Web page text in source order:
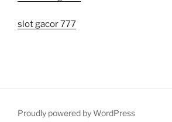
slot gacor 777
Proudly powered by WordPress